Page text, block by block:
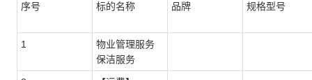
序号 标的名称 品牌 规格型号
1
物业管理服务
保洁服务